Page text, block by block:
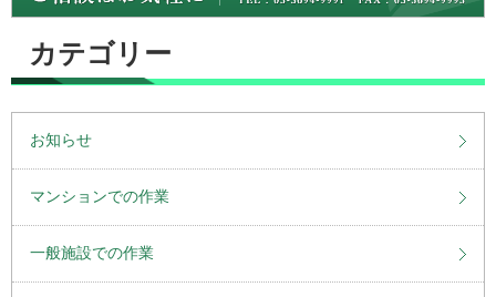
カテゴリー
お知らせ
マンションでの作業
一般施設での作業